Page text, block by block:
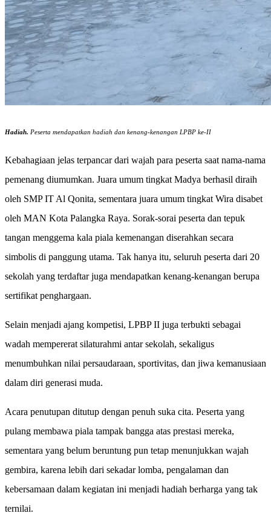
Hadiah. Peserta mendapatkan hadiah dan kenang-kenangan LPBP ke-II
Kebahagiaan jelas terpancar dari wajah para peserta saat nama-nama
pemenang diumumkan. Juara umum tingkat Madya berhasil diraih
oleh SMP IT Al Qonita, sementara juara umum tingkat Wira disabet
oleh MAN Kota Palangka Raya. Sorak-sorai peserta dan tepuk
tangan menggema kala piala kemenangan diserahkan secara
simbolis di panggung utama. Tak hanya itu, seluruh peserta dari 20
sekolah yang terdaftar juga mendapatkan kenang-kenangan berupa
sertifikat penghargaan.
Selain menjadi ajang kompetisi, LPBP II juga terbukti sebagai
wadah mempererat silaturahmi antar sekolah, sekaligus
menumbuhkan nilai persaudaraan, sportivitas, dan jiwa kemanusiaan
dalam diri generasi muda.
Acara penutupan ditutup dengan penuh suka cita. Peserta yang
pulang membawa piala tampak bangga atas prestasi mereka,
sementara yang belum beruntung pun tetap menunjukkan wajah
gembira, karena lebih dari sekadar lomba, pengalaman dan
kebersamaan dalam kegiatan ini menjadi hadiah berharga yang tak
ternilai.